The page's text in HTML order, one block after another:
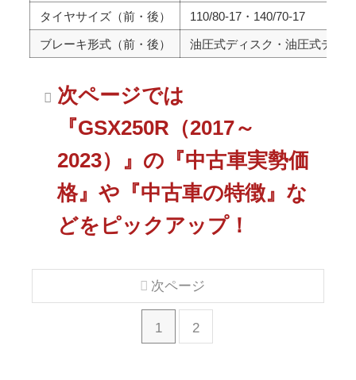
タイヤサイズ（前・後） 110/80-17・140/70-17
ブレーキ形式（前・後） 油圧式ディスク・油圧式ディ
次ページでは
『GSX250R（2017～
2023）』の『中古車実勢価
格』や『中古車の特徴』な
どをピックアップ！
1 2
次ページ